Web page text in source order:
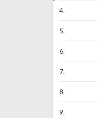
4.
5.
6.
7.
8.
9.